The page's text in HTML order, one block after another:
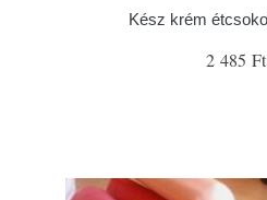
Kész krém
2 485 Ft